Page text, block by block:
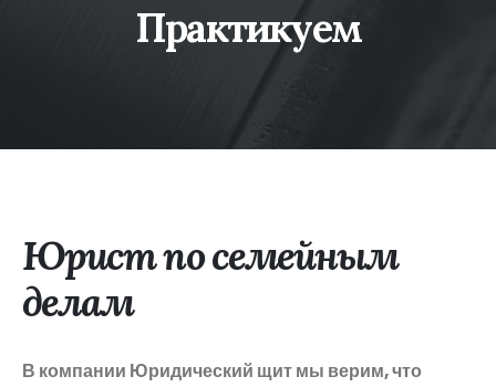
Практикуем
Юрист по семейным
делам
В компании Юридический щит мы верим, что